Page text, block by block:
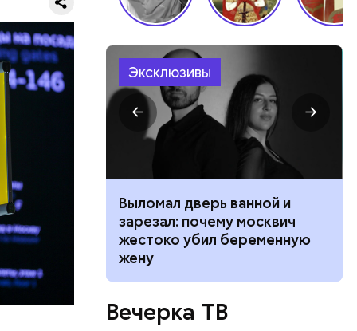
Эксклюзивы
в
Выломал дверь ванной и
зарезал: почему москвич
жестоко убил беременную
жену
Вечерка ТВ